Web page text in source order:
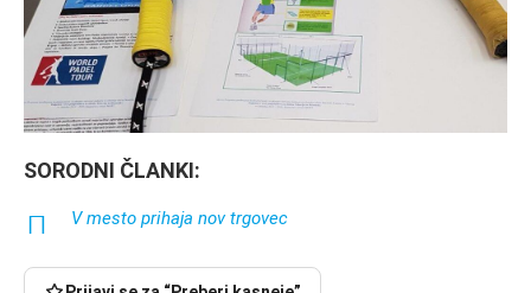
SORODNI ČLANKI:
V mesto prihaja nov trgovec